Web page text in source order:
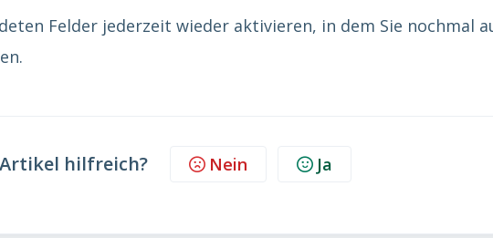
Felder jederzeit wieder aktivieren, in dem Sie nochmal
hilfreich? Nein Ja